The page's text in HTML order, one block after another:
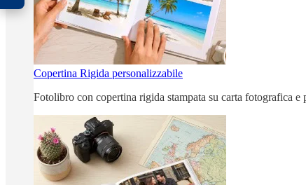
Copertina Rigida personalizzabile
Fotolibro con copertina rigida stampata su carta fotografica e